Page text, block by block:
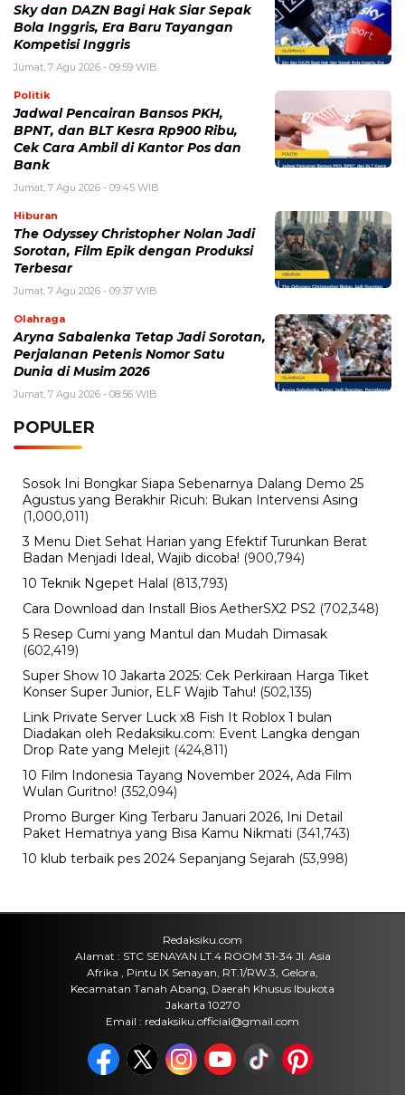
Sky dan DAZN Bagi Hak Siar Sepak
Bola Inggris, Era Baru Tayangan
Kompetisi Inggris
Jumat, 7 Agu 2026 - 09:59 WIB
Politik
Jadwal Pencairan Bansos PKH,
BPNT, dan BLT Kesra Rp900 Ribu,
Cek Cara Ambil di Kantor Pos dan
Bank
Jumat, 7 Agu 2026 - 09:45 WIB
Hiburan
The Odyssey Christopher Nolan Jadi
Sorotan, Film Epik dengan Produksi
Terbesar
Jumat, 7 Agu 2026 - 09:37 WIB
Olahraga
Aryna Sabalenka Tetap Jadi Sorotan,
Perjalanan Petenis Nomor Satu
Dunia di Musim 2026
Jumat, 7 Agu 2026 - 08:56 WIB
POPULER
Sosok Ini Bongkar Siapa Sebenarnya Dalang Demo 25
Agustus yang Berakhir Ricuh: Bukan Intervensi Asing
(1,000,011)
3 Menu Diet Sehat Harian yang Efektif Turunkan Berat
Badan Menjadi Ideal, Wajib dicoba! (900,794)
10 Teknik Ngepet Halal (813,793)
Cara Download dan Install Bios AetherSX2 PS2 (702,348)
5 Resep Cumi yang Mantul dan Mudah Dimasak
(602,419)
Super Show 10 Jakarta 2025: Cek Perkiraan Harga Tiket
Konser Super Junior, ELF Wajib Tahu! (502,135)
Link Private Server Luck x8 Fish It Roblox 1 bulan
Diadakan oleh Redaksiku.com: Event Langka dengan
Drop Rate yang Melejit (424,811)
10 Film Indonesia Tayang November 2024, Ada Film
Wulan Guritno! (352,094)
Promo Burger King Terbaru Januari 2026, Ini Detail
Paket Hematnya yang Bisa Kamu Nikmati (341,743)
10 klub terbaik pes 2024 Sepanjang Sejarah (53,998)
Redaksiku.com
Alamat : STC SENAYAN LT.4 ROOM 31-34 Jl. Asia
Afrika , Pintu IX Senayan, RT.1/RW.3, Gelora,
Kecamatan Tanah Abang, Daerah Khusus Ibukota
Jakarta 10270
Email : redaksiku.official@gmail.com